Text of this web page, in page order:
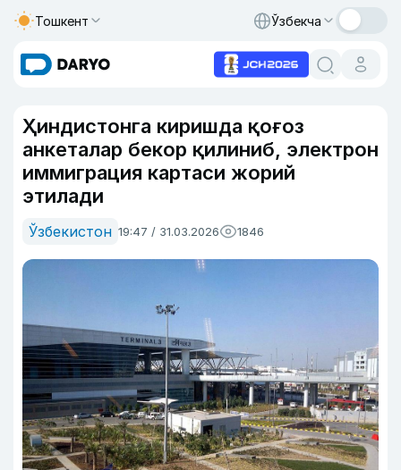
Тошкент Ўзбекча
Ҳиндистонга киришда қоғоз
анкеталар бекор қилиниб, электрон
иммиграция картаси жорий
этилади
Ўзбекистон 19:47 / 31.03.2026 1846